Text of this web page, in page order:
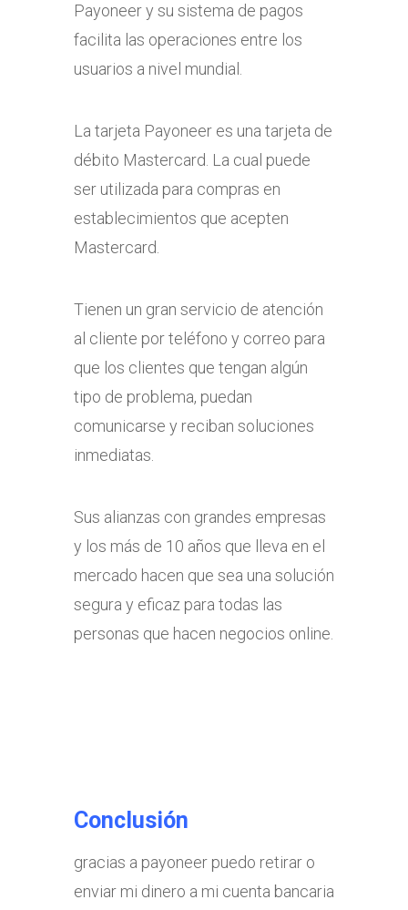
Payoneer y su sistema de pagos
facilita las operaciones entre los
usuarios a nivel mundial.
La tarjeta Payoneer es una tarjeta de
débito Mastercard. La cual puede
ser utilizada para compras en
establecimientos que acepten
Mastercard.
Tienen un gran servicio de atención
al cliente por teléfono y correo para
que los clientes que tengan algún
tipo de problema, puedan
comunicarse y reciban soluciones
inmediatas.
Sus alianzas con grandes empresas
y los más de 10 años que lleva en el
mercado hacen que sea una solución
segura y eficaz para todas las
personas que hacen negocios online.
Conclusión
gracias a payoneer puedo retirar o
enviar mi dinero a mi cuenta bancaria